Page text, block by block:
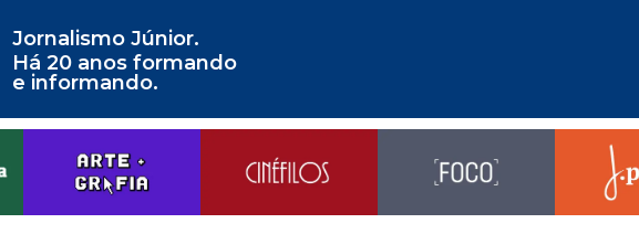
Jornalismo Júnior.
Há 20 anos formando
e informando.